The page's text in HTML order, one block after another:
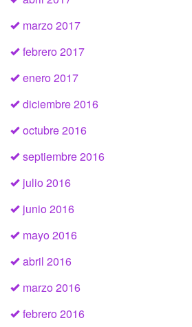
marzo 2017
febrero 2017
enero 2017
diciembre 2016
octubre 2016
septiembre 2016
julio 2016
junio 2016
mayo 2016
abril 2016
marzo 2016
febrero 2016